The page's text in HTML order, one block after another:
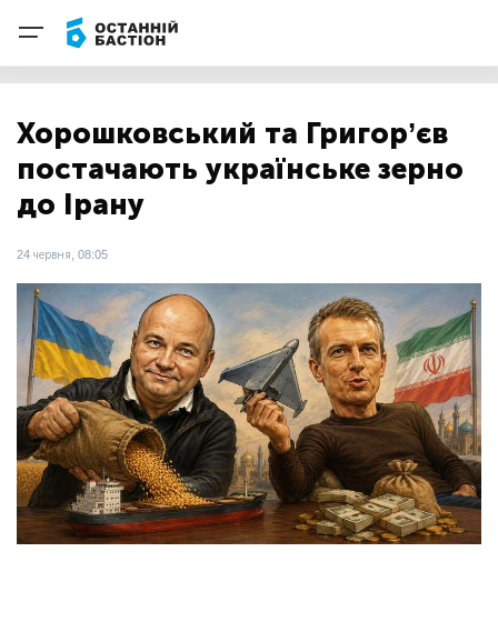
Хорошковський та Григор’єв
постачають українське зерно
до Ірану
24 червня, 08:05